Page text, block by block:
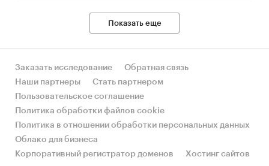
Показать еще
Заказать исследование
Обратная связь
Наши партнеры
Стать партнером
Пользовательское соглашение
Политика обработки файлов cookie
Политика в отношении обработки персональных данных
Облако для бизнеса
Корпоративный регистратор доменов
Хостинг сайтов